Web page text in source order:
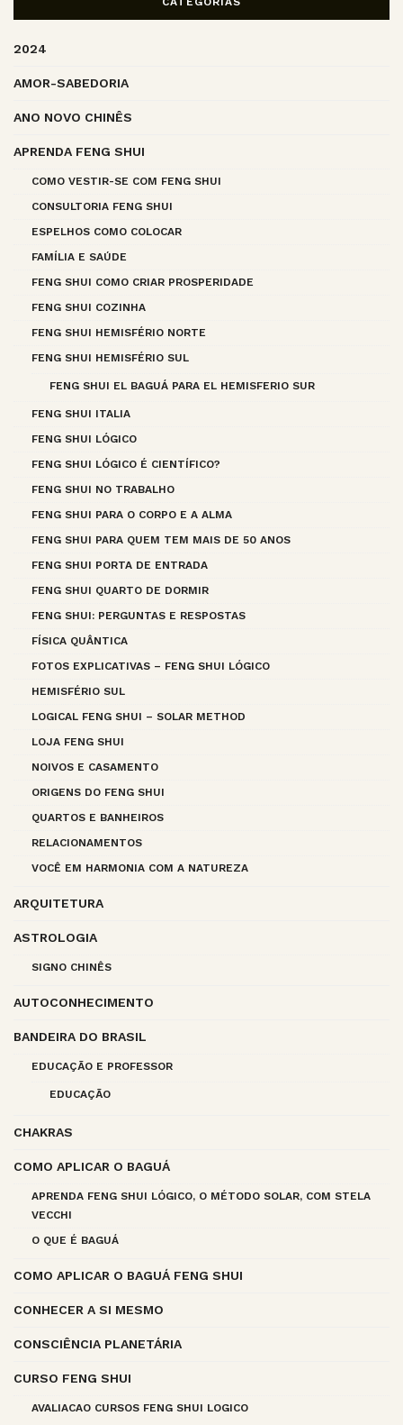
2024
AMOR-SABEDORIA
ANO NOVO CHINÊS
APRENDA FENG SHUI
COMO VESTIR-SE COM FENG SHUI
CONSULTORIA FENG SHUI
ESPELHOS COMO COLOCAR
FAMÍLIA E SAÚDE
FENG SHUI COMO CRIAR PROSPERIDADE
FENG SHUI COZINHA
FENG SHUI HEMISFÉRIO NORTE
FENG SHUI HEMISFÉRIO SUL
FENG SHUI EL BAGUÁ PARA EL HEMISFERIO SUR
FENG SHUI ITALIA
FENG SHUI LÓGICO
FENG SHUI LÓGICO É CIENTÍFICO?
FENG SHUI NO TRABALHO
FENG SHUI PARA O CORPO E A ALMA
FENG SHUI PARA QUEM TEM MAIS DE 50 ANOS
FENG SHUI PORTA DE ENTRADA
FENG SHUI QUARTO DE DORMIR
FENG SHUI: PERGUNTAS E RESPOSTAS
FÍSICA QUÂNTICA
FOTOS EXPLICATIVAS – FENG SHUI LÓGICO
HEMISFÉRIO SUL
LOGICAL FENG SHUI – SOLAR METHOD
LOJA FENG SHUI
NOIVOS E CASAMENTO
ORIGENS DO FENG SHUI
QUARTOS E BANHEIROS
RELACIONAMENTOS
VOCÊ EM HARMONIA COM A NATUREZA
ARQUITETURA
ASTROLOGIA
SIGNO CHINÊS
AUTOCONHECIMENTO
BANDEIRA DO BRASIL
EDUCAÇÃO E PROFESSOR
EDUCAÇÃO
CHAKRAS
COMO APLICAR O BAGUÁ
APRENDA FENG SHUI LÓGICO, O MÉTODO SOLAR, COM STELA
VECCHI
O QUE É BAGUÁ
COMO APLICAR O BAGUÁ FENG SHUI
CONHECER A SI MESMO
CONSCIÊNCIA PLANETÁRIA
CURSO FENG SHUI
AVALIACAO CURSOS FENG SHUI LOGICO